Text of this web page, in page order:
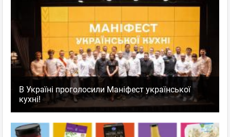
В Україні проголосили Маніфест української
кухні!